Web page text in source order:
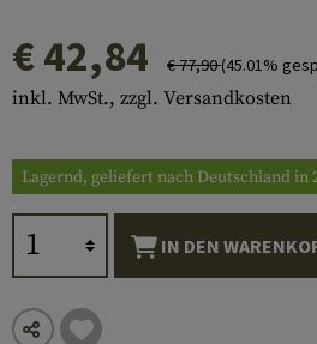
€ 42,84 € 77,90(45.01%
inkl. MwSt., zzgl. Versandkosten
Lagernd, geliefert nach Deutschland in
IN DEN